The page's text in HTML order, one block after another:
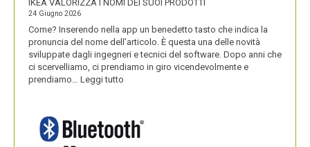
IKEA VALORIZZA I NOMI DEI SUOI PRODOTTI
24 Giugno 2026
Come? Inserendo nella app un benedetto tasto che indica la
pronuncia del nome dell’articolo. È questa una delle novità
sviluppate dagli ingegneri e tecnici del software. Dopo anni che
ci scervelliamo, ci prendiamo in giro vicendevolmente e
prendiamo… Leggi tutto
NOMI
DEI